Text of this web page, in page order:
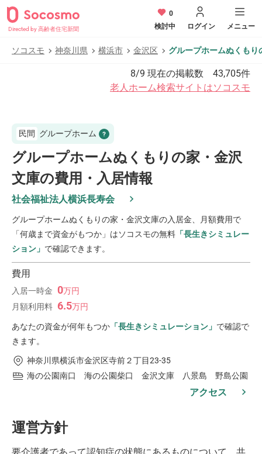
Directed by 高齢者住宅新聞
0
検討中
ログイン メニュー
ソコスモ 神奈川県 横浜市 金沢区 グループホームぬくもり
8/9 現在の掲載数 43,705件
老人ホーム検索サイトはソコスモ
民間 グループホーム
グループホームぬくもりの家・金沢
文庫の費用・入居情報
社会福祉法人横浜長寿会
グループホームぬくもりの家・金沢文庫の入居金、月額費用で
「何歳まで資金がもつか」はソコスモの無料 「長生きシミュレー
ション」 で確認できます。
費用
入居一時金 0万円
月額利用料 6.5万円
あなたの資金が何年もつか 「長生きシミュレーション」 で確認で
きます。
神奈川県横浜市金沢区寺前２丁目23-35
海の公園南口 海の公園柴口 金沢文庫 八景島 野島公園
アクセス
運営方針